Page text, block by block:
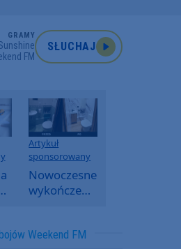
GRAMY
FM
SŁUCHAJ
Artykuł
sponsorowany
Nowoczesne
wykończenia
SPC, WPC i
Weekend FM